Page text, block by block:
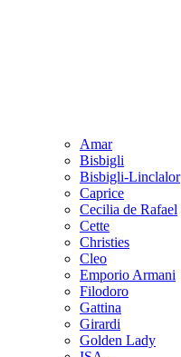
Amar
Bisbigli
Bisbigli-Linclalor
Caprice
Cecilia de Rafael
Cette
Christies
Cleo
Emporio Armani
Filodoro
Gattina
Girardi
Golden Lady